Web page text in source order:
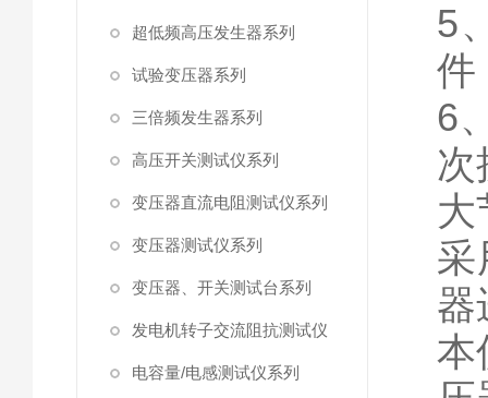
超低频高压发生器系列
试验变压器系列
三倍频发生器系列
高压开关测试仪系列
变压器直流电阻测试仪系列
变压器测试仪系列
变压器、开关测试台系列
发电机转子交流阻抗测试仪
电容量/电感测试仪系列
5
件
6
次
大
采
器
本